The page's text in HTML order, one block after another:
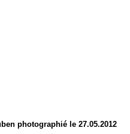
photographié le 27.05.2012